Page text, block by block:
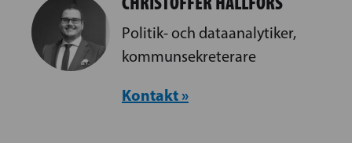
Politik- och dataanalytiker,
kommunsekreterare
Kontakt »